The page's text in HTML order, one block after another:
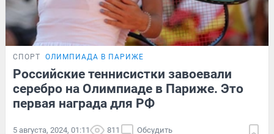
СПОРТ ОЛИМПИАДА В ПАРИЖЕ
Российские теннисистки завоевали
серебро на Олимпиаде в Париже. Это
первая награда для РФ
5 августа, 2024, 01:11 811 Обсудить